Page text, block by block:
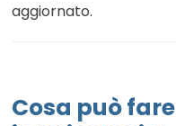
aggiornato.
Cosa può